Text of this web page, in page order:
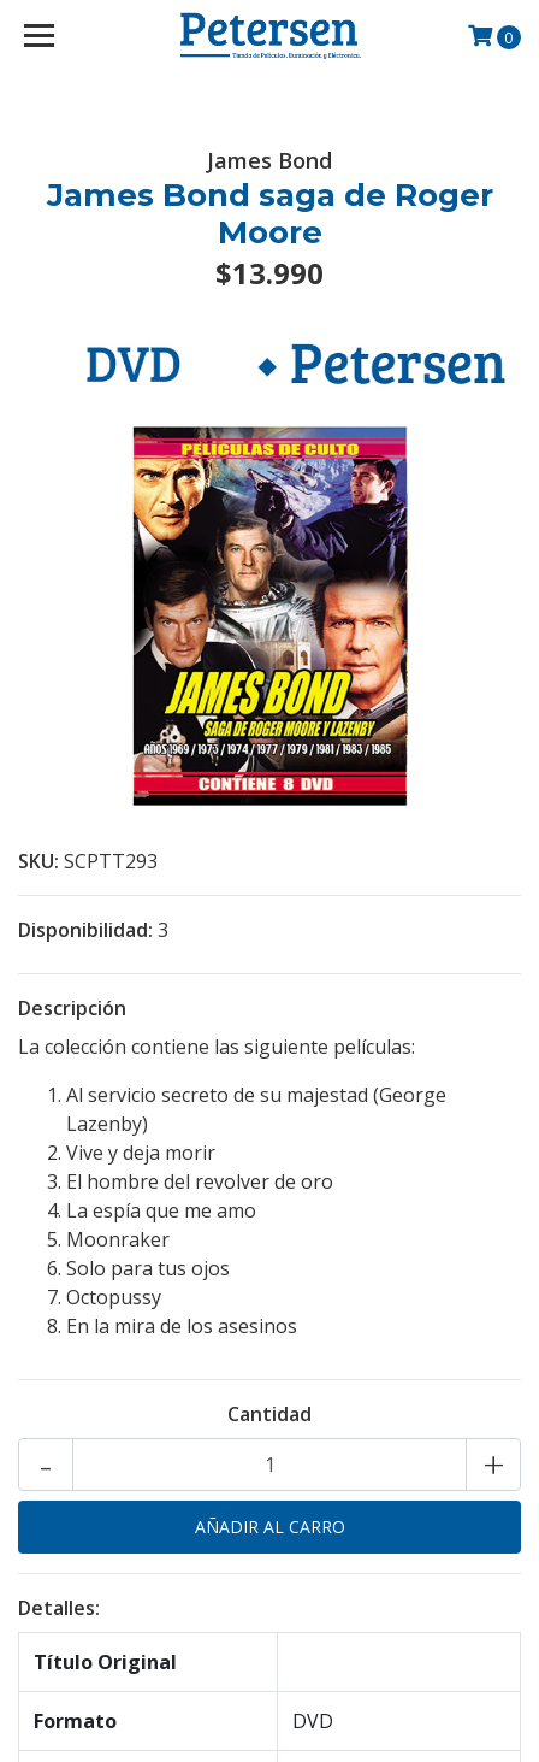
googlef2d1455d5020445a.html
0
James Bond
James Bond saga de Roger
Moore
$13.990
SKU: SCPTT293
Disponibilidad: 3
Descripción
La colección contiene las siguiente películas:
Al servicio secreto de su majestad (George
Lazenby)
Vive y deja morir
El hombre del revolver de oro
La espía que me amo
Moonraker
Solo para tus ojos
Octopussy
En la mira de los asesinos
Cantidad
+
-
Detalles:
Título Original
Formato DVD